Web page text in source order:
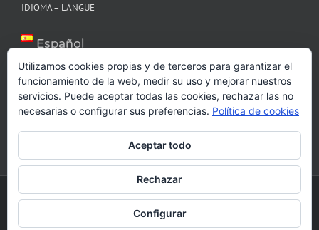
IDIOMA – LANGUE
Español
Català
Français
English
2016indexDesarrollo
Facebook
Utilizamos cookies propias y de terceros para garantizar el
funcionamiento de la web, medir su uso y mejorar nuestros
servicios. Puede aceptar todas las cookies, rechazar las no
necesarias o configurar sus preferencias. Política de cookies
Aceptar todo
Rechazar
Configurar